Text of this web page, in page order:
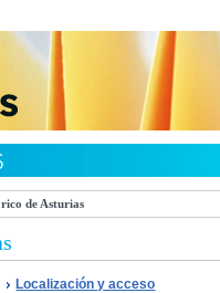
de Asturias
Localización y acceso